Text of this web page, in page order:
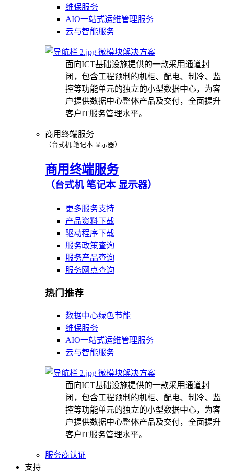
维保服务
AIO一站式运维管理服务
云与智能服务
微模块解决方案
面向ICT基础设施提供的一款采用通道封
闭，包含工程预制的机柜、配电、制冷、监
控等功能单元的独立的小型数据中心，为客
户提供数据中心整体产品及交付，全面提升
客户IT服务管理水平。
商用终端服务
（台式机 笔记本 显示器）
商用终端服务
（台式机 笔记本 显示器）
更多服务支持
产品资料下载
驱动程序下载
服务政策查询
服务产品查询
服务网点查询
热门推荐
数据中心绿色节能
维保服务
AIO一站式运维管理服务
云与智能服务
微模块解决方案
面向ICT基础设施提供的一款采用通道封
闭，包含工程预制的机柜、配电、制冷、监
控等功能单元的独立的小型数据中心，为客
户提供数据中心整体产品及交付，全面提升
客户IT服务管理水平。
服务商认证
支持